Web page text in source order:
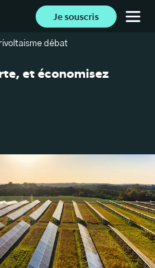
Je souscris
débat
et économisez